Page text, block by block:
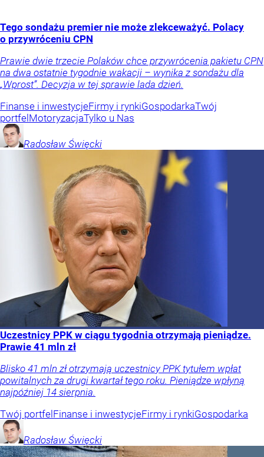
Tego sondażu premier nie może zlekceważyć. Polacy
o przywróceniu CPN
Prawie dwie trzecie Polaków chce przywrócenia pakietu CPN
na dwa ostatnie tygodnie wakacji – wynika z sondażu dla
„Wprost”. Decyzja w tej sprawie lada dzień.
Finanse i inwestycjeFirmy i rynkiGospodarkaTwój
portfelMotoryzacjaTylko u Nas
Radosław Święcki
Uczestnicy PPK w ciągu tygodnia otrzymają pieniądze.
Prawie 41 mln zł
Blisko 41 mln zł otrzymają uczestnicy PPK tytułem wpłat
powitalnych za drugi kwartał tego roku. Pieniądze wpłyną
najpóźniej 14 sierpnia.
Twój portfelFinanse i inwestycjeFirmy i rynkiGospodarka
Radosław Święcki